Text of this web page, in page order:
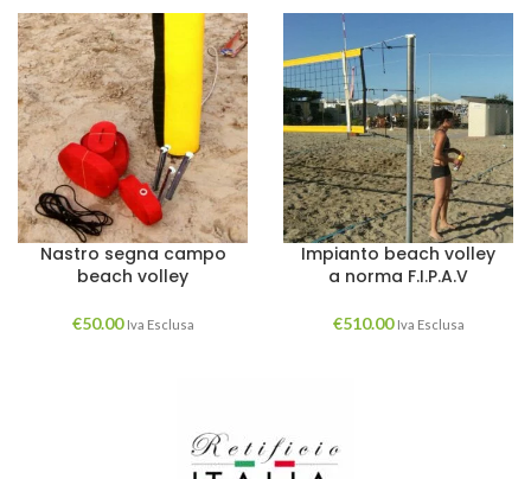
Nastro segna campo
beach volley
€50.00 Iva Esclusa
Impianto beach volley
a norma F.I.P.A.V
€510.00 Iva Esclusa